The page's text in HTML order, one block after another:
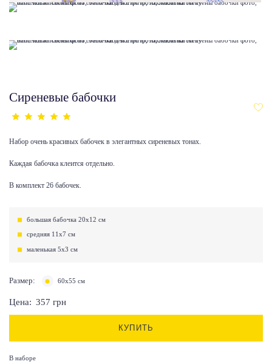
Сиреневые бабочки
Набор очень красивых бабочек в элегантных сиреневых тонах.
Каждая бабочка клеится отдельно.
В комплект 26 бабочек.
большая бабочка 20х12 см
средняя 11х7 см
маленькая 5х3 см
Размер: 60х55 см
Цена: 357 грн
КУПИТЬ
В наборе